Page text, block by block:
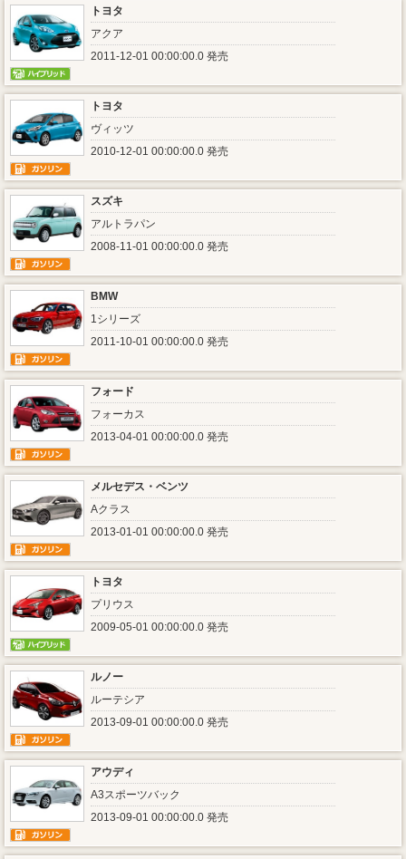
トヨタ
アクア
2011-12-01 00:00:00.0 発売
トヨタ
ヴィッツ
2010-12-01 00:00:00.0 発売
スズキ
アルトラパン
2008-11-01 00:00:00.0 発売
BMW
1シリーズ
2011-10-01 00:00:00.0 発売
フォード
フォーカス
2013-04-01 00:00:00.0 発売
メルセデス・ベンツ
Aクラス
2013-01-01 00:00:00.0 発売
トヨタ
プリウス
2009-05-01 00:00:00.0 発売
ルノー
ルーテシア
2013-09-01 00:00:00.0 発売
アウディ
A3スポーツバック
2013-09-01 00:00:00.0 発売